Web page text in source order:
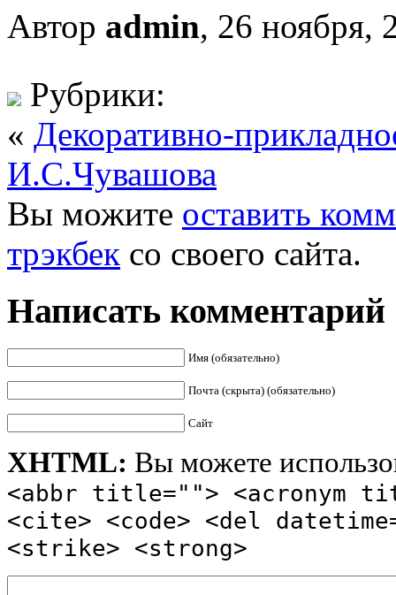
Автор admin, 26 ноября,
Рубрики:
« Декоративно-
И.С.Чувашова
Вы можите оставить
трэкбек со своего сайта.
Написать комментарий
Имя (обязательно)
Почта (скрыта) (обязательно)
Сайт
XHTML: Вы можете
<abbr title=""> <acronym
<cite> <code> <del
<strike> <strong>